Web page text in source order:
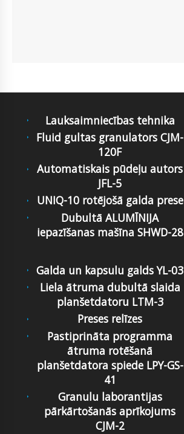
Lauksaimniecības tehnika
Fluid gultas granulators CJM-
120F
Automatiskais pūdeļu autors
JFL-5
UNIQ-10 rotējošā galda prese
Dubultā ALUMĪNIJA
iepazīšanas mašīna SHWD-28
Galda un kapsulu galds YL-03
Liela ātruma dubultā slaida
planšetdatoru LTM-3
Preses relīzes
Pastiprināta programma
ātruma rotēšanā
planšetdatora spiede LPY-GS-
41
Granulu laborantijas
pārkārtošanās aprīkojums
CJM-2